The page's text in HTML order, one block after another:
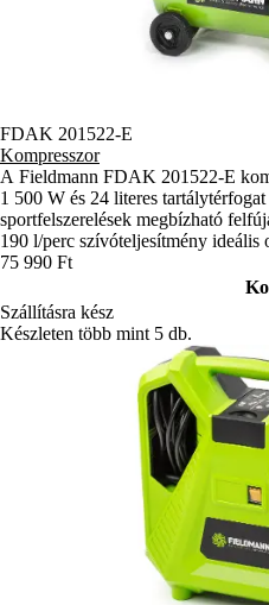
FDAK 201522-E
Kompresszor
A Fieldmann FDAK 201522-E
1 500 W és 24 literes
sportfelszerelések megbízható
190 l/perc szívóteljesítmény ideális
nyomásszabályozás pontos
75 990 Ft
Szállításra kész
Készleten több mint 5 db.